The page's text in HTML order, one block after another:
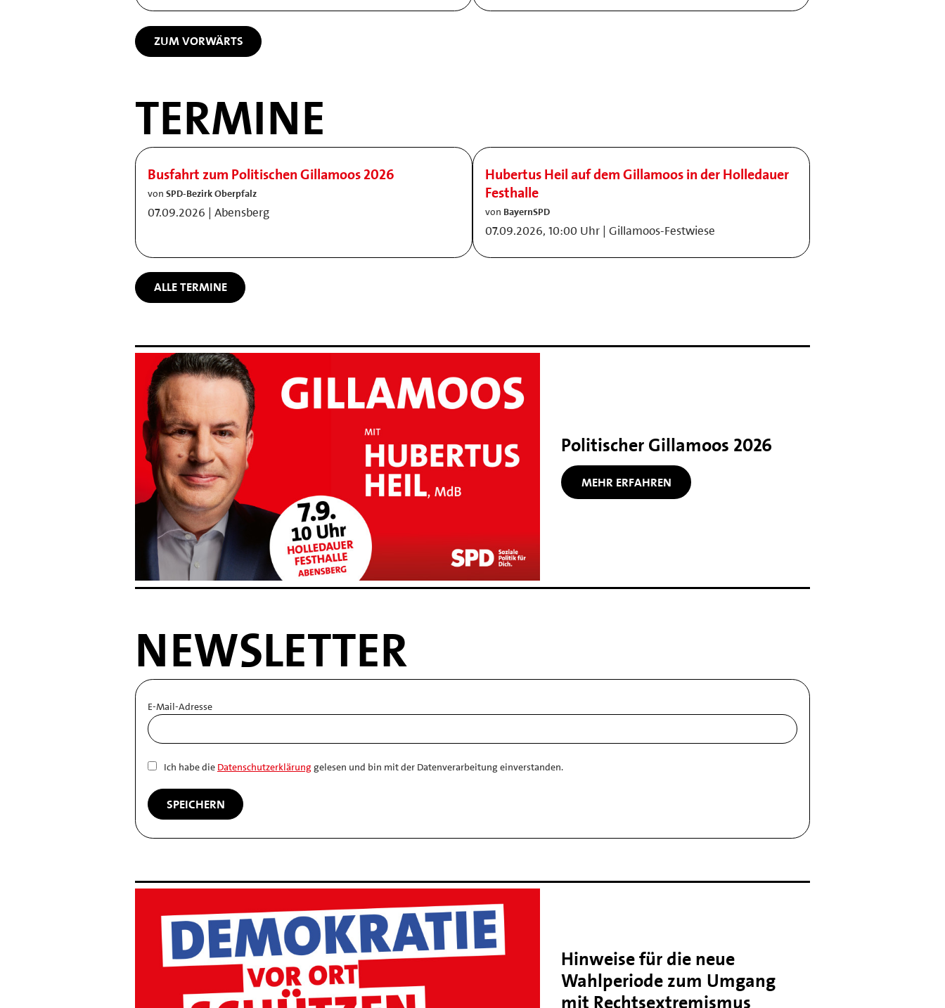
ZUM VORWÄRTS
TERMINE
Busfahrt zum Politischen Gillamoos 2026
von SPD-Bezirk Oberpfalz
07.09.2026 | Abensberg
Hubertus Heil auf dem Gillamoos in der Holledauer
Festhalle
von BayernSPD
07.09.2026, 10:00 Uhr | Gillamoos-Festwiese
ALLE TERMINE
Politischer Gillamoos 2026
MEHR ERFAHREN
NEWSLETTER
E-Mail-Adresse
Ich habe die Datenschutzerklärung gelesen und bin mit der Datenverarbeitung einverstanden.
Hinweise für die neue
Wahlperiode zum Umgang
mit Rechtsextremismus